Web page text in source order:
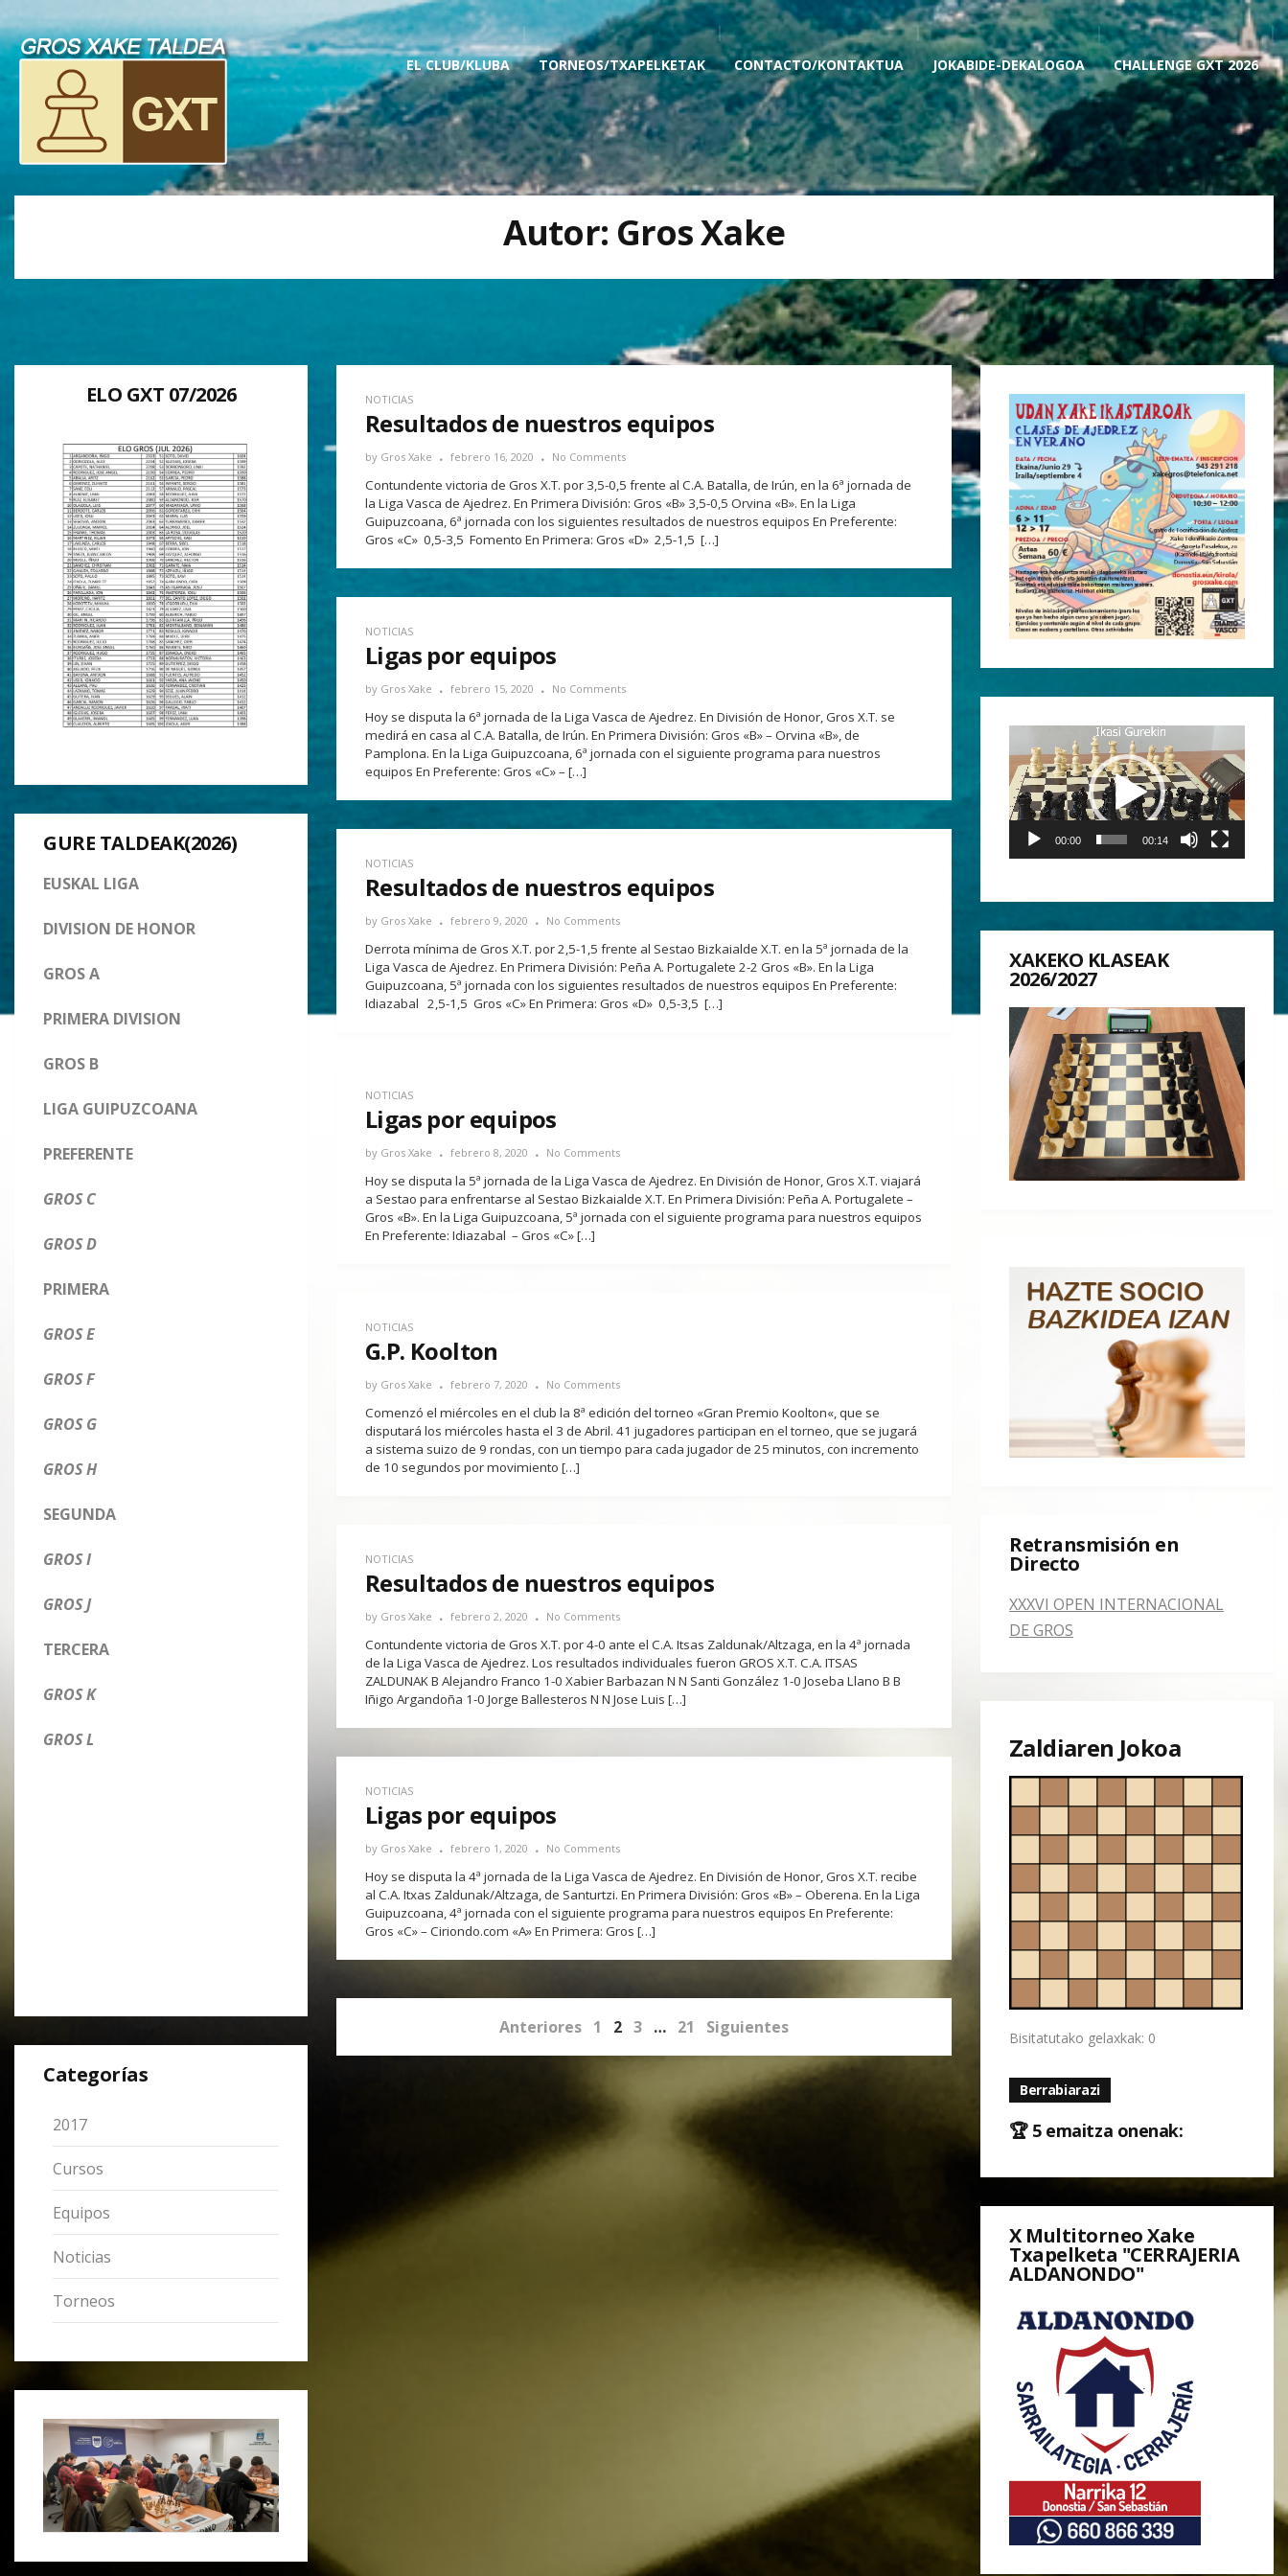
EL CLUB/KLUBA TORNEOS/TXAPELKETAK CONTACTO/KONTAKTUA JOKABIDE-DEKALOGOA CHALLENGE GXT 2026
Autor: Gros Xake
ELO GXT 07/2026
GURE TALDEAK(2026)
EUSKAL LIGA
DIVISION DE HONOR
GROS A
PRIMERA DIVISION
GROS B
LIGA GUIPUZCOANA
PREFERENTE
GROS C
GROS D
PRIMERA
GROS E
GROS F
GROS G
GROS H
SEGUNDA
GROS I
GROS J
TERCERA
GROS K
GROS L
Categorías
2017
Cursos
Equipos
Noticias
Torneos
NOTICIAS
Resultados de nuestros equipos
by Gros Xake febrero 16, 2020 No Comments
Contundente victoria de Gros X.T. por 3,5-0,5 frente al C.A. Batalla, de Irún, en la 6ª jornada de
la Liga Vasca de Ajedrez. En Primera División: Gros «B» 3,5-0,5 Orvina «B». En la Liga
Guipuzcoana, 6ª jornada con los siguientes resultados de nuestros equipos En Preferente:
Gros «C» 0,5-3,5 Fomento En Primera: Gros «D» 2,5-1,5 […]
NOTICIAS
Ligas por equipos
by Gros Xake febrero 15, 2020 No Comments
Hoy se disputa la 6ª jornada de la Liga Vasca de Ajedrez. En División de Honor, Gros X.T. se
medirá en casa al C.A. Batalla, de Irún. En Primera División: Gros «B» – Orvina «B», de
Pamplona. En la Liga Guipuzcoana, 6ª jornada con el siguiente programa para nuestros
equipos En Preferente: Gros «C» – […]
NOTICIAS
Resultados de nuestros equipos
by Gros Xake febrero 9, 2020 No Comments
Derrota mínima de Gros X.T. por 2,5-1,5 frente al Sestao Bizkaialde X.T. en la 5ª jornada de la
Liga Vasca de Ajedrez. En Primera División: Peña A. Portugalete 2-2 Gros «B». En la Liga
Guipuzcoana, 5ª jornada con los siguientes resultados de nuestros equipos En Preferente:
Idiazabal 2,5-1,5 Gros «C» En Primera: Gros «D» 0,5-3,5 […]
NOTICIAS
Ligas por equipos
by Gros Xake febrero 8, 2020 No Comments
Hoy se disputa la 5ª jornada de la Liga Vasca de Ajedrez. En División de Honor, Gros X.T. viajará
a Sestao para enfrentarse al Sestao Bizkaialde X.T. En Primera División: Peña A. Portugalete –
Gros «B». En la Liga Guipuzcoana, 5ª jornada con el siguiente programa para nuestros equipos
En Preferente: Idiazabal – Gros «C» […]
NOTICIAS
G.P. Koolton
by Gros Xake febrero 7, 2020 No Comments
Comenzó el miércoles en el club la 8ª edición del torneo «Gran Premio Koolton«, que se
disputará los miércoles hasta el 3 de Abril. 41 jugadores participan en el torneo, que se jugará
a sistema suizo de 9 rondas, con un tiempo para cada jugador de 25 minutos, con incremento
de 10 segundos por movimiento […]
NOTICIAS
Resultados de nuestros equipos
by Gros Xake febrero 2, 2020 No Comments
Contundente victoria de Gros X.T. por 4-0 ante el C.A. Itsas Zaldunak/Altzaga, en la 4ª jornada
de la Liga Vasca de Ajedrez. Los resultados individuales fueron GROS X.T. C.A. ITSAS
ZALDUNAK B Alejandro Franco 1-0 Xabier Barbazan N N Santi González 1-0 Joseba Llano B B
Iñigo Argandoña 1-0 Jorge Ballesteros N N Jose Luis […]
NOTICIAS
Ligas por equipos
by Gros Xake febrero 1, 2020 No Comments
Hoy se disputa la 4ª jornada de la Liga Vasca de Ajedrez. En División de Honor, Gros X.T. recibe
al C.A. Itxas Zaldunak/Altzaga, de Santurtzi. En Primera División: Gros «B» – Oberena. En la Liga
Guipuzcoana, 4ª jornada con el siguiente programa para nuestros equipos En Preferente:
Gros «C» – Ciriondo.com «A» En Primera: Gros […]
Anteriores 1 2 3 … 21 Siguientes
Reproductor
de
vídeo
00:00 00:14
XAKEKO KLASEAK
2026/2027
Retransmisión en
Directo
XXXVI OPEN INTERNACIONAL
DE GROS
Zaldiaren Jokoa
Bisitatutako gelaxkak: 0
Berrabiarazi
🏆 5 emaitza onenak:
X Multitorneo Xake
Txapelketa "CERRAJERIA
ALDANONDO"